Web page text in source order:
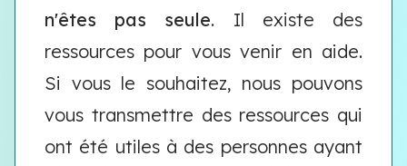
n'êtes pas seule. Il existe des
ressources pour vous venir en aide.
Si vous le souhaitez, nous pouvons
vous transmettre des ressources qui
ont été utiles à des personnes ayant